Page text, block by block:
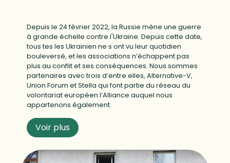
Depuis le 24 février 2022, la Russie mène une guerre
à grande échelle contre l'Ukraine. Depuis cette date,
tous·tes les Ukrainien·ne·s ont vu leur quotidien
bouleversé, et les associations n’échappent pas
plus au conflit et ses conséquences. Nous sommes
partenaires avec trois d’entre elles, Alternative-V,
Union Forum et Stella qui font partie du réseau du
volontariat européen l’Alliance auquel nous
appartenons également.
Voir plus